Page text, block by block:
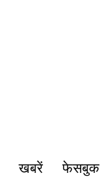
खबरें